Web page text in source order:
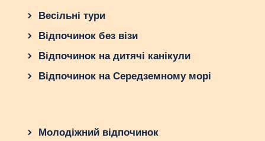
Весільні тури
Відпочинок без візи
Відпочинок на дитячі канікули
Відпочинок на Середземному морі
Молодіжний відпочинок